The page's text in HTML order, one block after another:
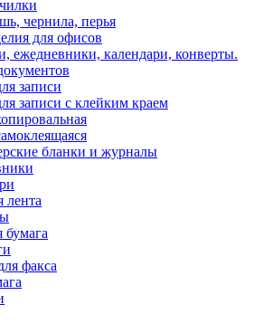
чернила, перья
для офисов
ежедневники, календари, конверты.
записи
записи с клейким краем
бланки и журналы
лента
факса